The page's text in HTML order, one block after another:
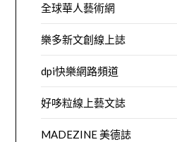
全球華人藝術網
樂多新文創線上誌
dpi快樂網路頻道
好哆粒線上藝文誌
MADEZINE 美德誌